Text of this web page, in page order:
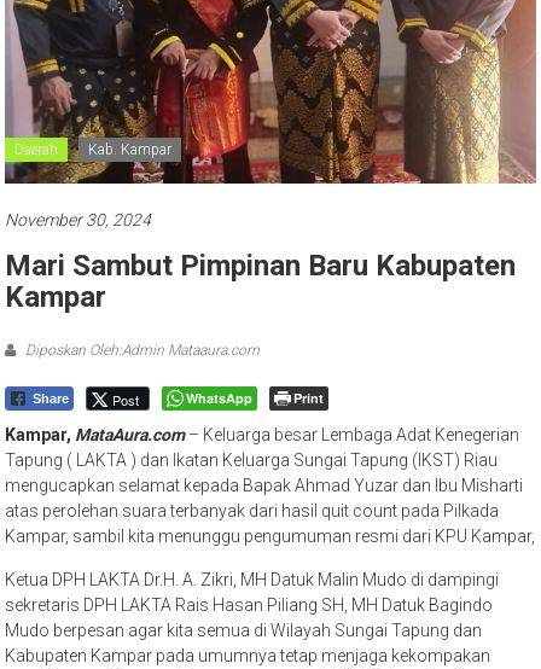
Daerah Kab. Kampar
November 30, 2024
Mari Sambut Pimpinan Baru Kabupaten
Kampar
Diposkan Oleh:Admin Mataaura.com
Share Post WhatsApp Print
Kampar, MataAura.com– Keluarga besar Lembaga Adat Kenegerian
Tapung ( LAKTA ) dan Ikatan Keluarga Sungai Tapung (IKST) Riau
mengucapkan selamat kepada Bapak Ahmad Yuzar dan Ibu Misharti
atas perolehan suara terbanyak dari hasil quit count pada Pilkada
Kampar, sambil kita menunggu pengumuman resmi dari KPU Kampar,
Ketua DPH LAKTA Dr.H. A. Zikri, MH Datuk Malin Mudo di dampingi
sekretaris DPH LAKTA Rais Hasan Piliang SH, MH Datuk Bagindo
Mudo berpesan agar kita semua di Wilayah Sungai Tapung dan
Kabupaten Kampar pada umumnya tetap menjaga kekompakan